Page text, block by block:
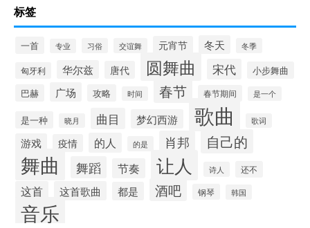
标签
一首 专业 习俗 交谊舞 元宵节 冬天 冬季
匈牙利 华尔兹 唐代 圆舞曲 宋代
小步舞曲
巴赫
广场 攻略 时间 春节 春节期间 是一个
是一种 晓月 曲目 梦幻西游 歌曲 歌词
游戏 疫情 的人 的是 肖邦 自己的
舞曲 舞蹈 节奏 让人 诗人 还不
这首 这首歌曲 都是 酒吧 钢琴 韩国
音乐